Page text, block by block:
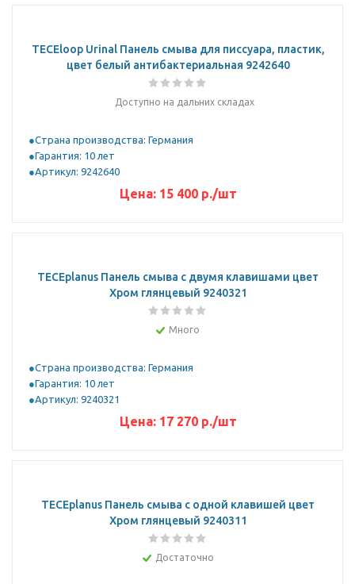
TECEloop Urinal Панель смыва для писсуара, пластик,
цвет белый антибактериальная 9242640
Доступно на дальних складах
Страна производства: Германия
Гарантия: 10 лет
Артикул: 9242640
Цена: 15 400р./шт
ТЕСЕplanus Панель смыва с двумя клавишами цвет
Хром глянцевый 9240321
Много
Страна производства: Германия
Гарантия: 10 лет
Артикул: 9240321
Цена: 17 270р./шт
ТЕСЕplanus Панель смыва с одной клавишей цвет
Хром глянцевый 9240311
Достаточно